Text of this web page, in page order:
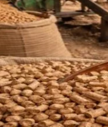
देने
वाली
23
फसलें
में